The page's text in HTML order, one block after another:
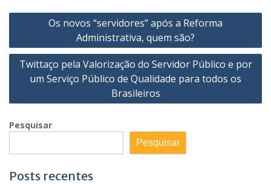
Navegação
Post
Os novos “servidores” após a Reforma
Administrativa, quem são?
Twittaço pela Valorização do Servidor Público e por
um Serviço Público de Qualidade para todos os
Brasileiros
Pesquisar
Pesquisar
Posts recentes